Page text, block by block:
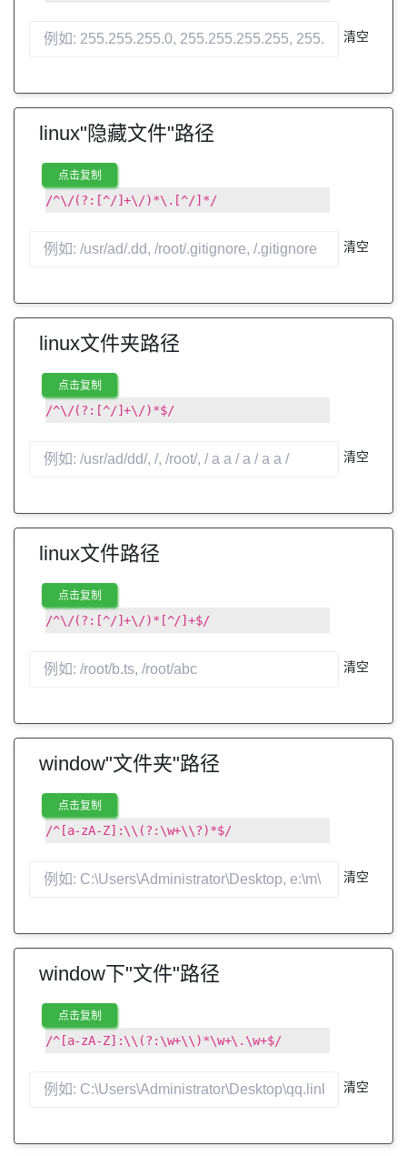
清空
linux"隐藏文件"路径
点击复制
/^\/(?:[^/]+\/)*\.[^/]*/
清空
linux文件夹路径
点击复制
/^\/(?:[^/]+\/)*$/
清空
linux文件路径
点击复制
/^\/(?:[^/]+\/)*[^/]+$/
清空
window"文件夹"路径
点击复制
/^[a-zA-Z]:\\(?:\w+\\?)*$/
清空
window下"文件"路径
点击复制
/^[a-zA-Z]:\\(?:\w+\\)*\w+\.\w+$/
清空